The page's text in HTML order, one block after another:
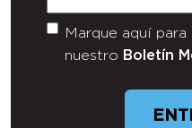
Untitled
Marque aquí
nuestro Boletín